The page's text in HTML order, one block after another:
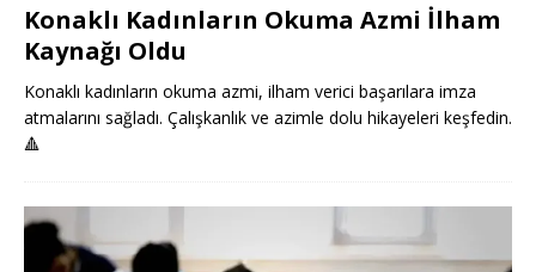
Konaklı Kadınların Okuma Azmi İlham
Kaynağı Oldu
Konaklı kadınların okuma azmi, ilham verici başarılara imza
atmalarını sağladı. Çalışkanlık ve azimle dolu hikayeleri keşfedin.
🔺